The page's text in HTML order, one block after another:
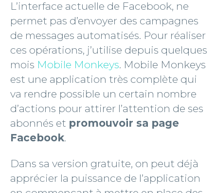
L’interface actuelle de Facebook, ne
permet pas d’envoyer des campagnes
de messages automatisés. Pour réaliser
ces opérations, j’utilise depuis quelques
mois Mobile Monkeys. Mobile Monkeys
est une application très complète qui
va rendre possible un certain nombre
d’actions pour attirer l’attention de ses
abonnés et promouvoir sa page
Facebook.
Dans sa version gratuite, on peut déjà
apprécier la puissance de l’application